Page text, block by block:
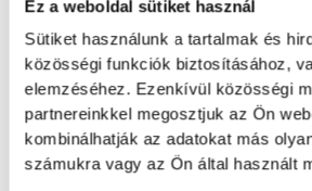
Ez a weboldal sütiket használ
Sütiket használunk a tartalmak és
közösségi funkciók biztosításához,
elemzéséhez. Ezenkívül közösségi
partnereinkkel megosztjuk az Ön
kombinálhatják az adatokat más
számukra vagy az Ön által használt
Valami óriási
reggel
Rendhagyó esemény